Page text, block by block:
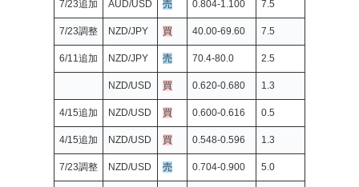
7/23追加 AUD/USD 売 0.804-1.100 7.5
7/23調整 NZD/JPY 買 40.00-69.60 7.5
6/11追加 NZD/JPY 売 70.4-80.0 2.5
NZD/USD 買 0.620-0.680 1.3
4/15追加 NZD/USD 買 0.600-0.616 0.5
4/15追加 NZD/USD 買 0.548-0.596 1.3
7/23調整 NZD/USD 売 0.704-0.900 5.0